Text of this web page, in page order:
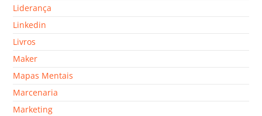
Liderança
Linkedin
Livros
Maker
Mapas Mentais
Marcenaria
Marketing